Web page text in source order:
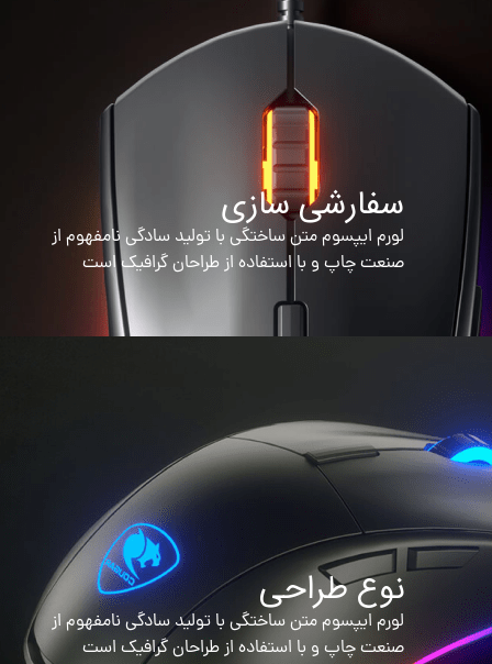
سفارشی سازی
لورم ایپسوم متن ساختگی با تولید سادگی نامفهوم از
صنعت چاپ و با استفاده از طراحان گرافیک است
نوع طراحی
لورم ایپسوم متن ساختگی با تولید سادگی نامفهوم از
صنعت چاپ و با استفاده از طراحان گرافیک است